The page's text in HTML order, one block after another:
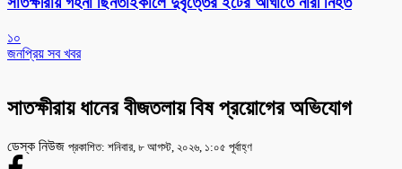
১০
জনপ্রিয় সব খবর
সাতক্ষীরায় ধানের বীজতলায় বিষ প্রয়োগের অভিযোগ
ডেস্ক নিউজ প্রকাশিত: শনিবার, ৮ আগস্ট, ২০২৬, ১:০৫ পূর্বাহ্ণ